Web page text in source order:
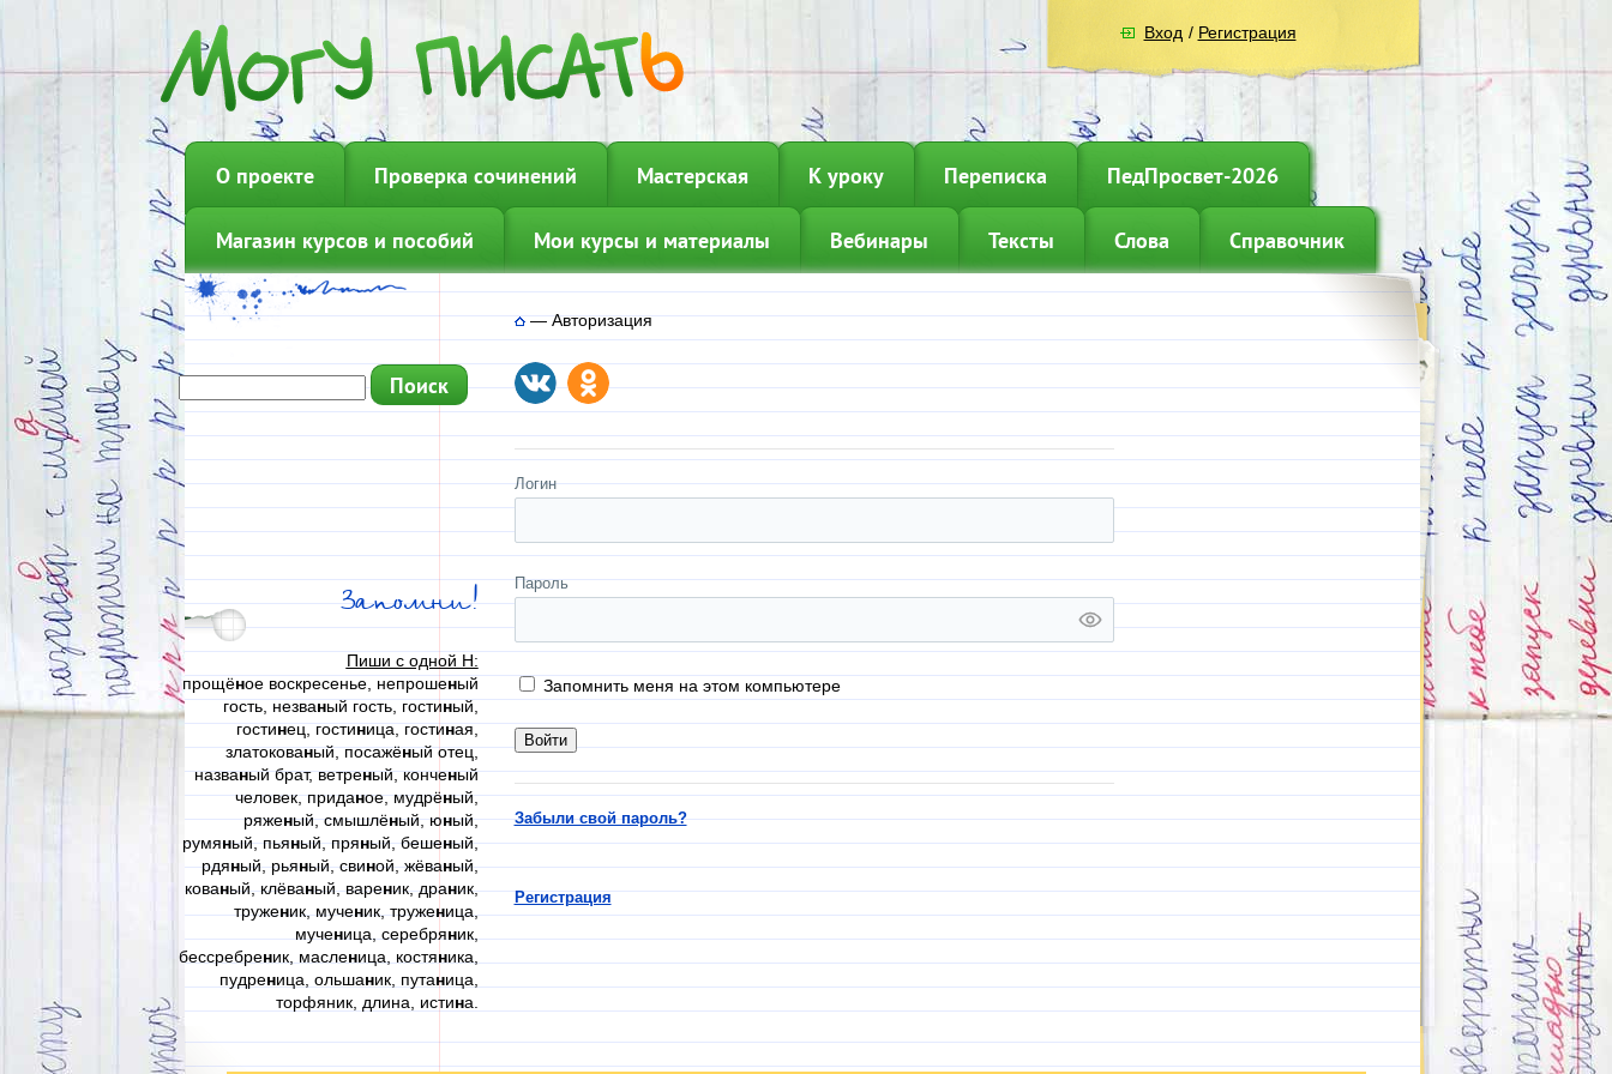
Вход / Регистрация
О проекте Проверка сочинений Мастерская К уроку Переписка ПедПросвет-2026
Магазин курсов и пособий Мои курсы и материалы Вебинары Тексты Слова Справочник
Запомни!
Пиши с одной Н:
прощёное воскресенье, непрошеный
гость, незваный гость, гостиный,
гостинец, гостиница, гостиная,
златокованый, посажёный отец,
названый брат, ветреный, конченый
человек, приданое, мудрёный,
ряженый, смышлёный, юный,
румяный, пьяный, пряный, бешеный,
рдяный, рьяный, свиной, жёваный,
кованый, клёваный, вареник, драник,
труженик, мученик, труженица,
мученица, серебряник,
бессребреник, масленица, костяника,
пудреница, ольшаник, путаница,
торфяник, длина, истина.
—Авторизация
Логин
Пароль
Запомнить меня на этом компьютере
Забыли свой пароль?
Регистрация